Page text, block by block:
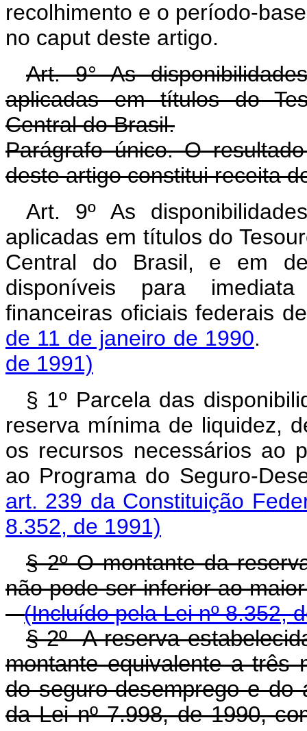
recolhimento e o período-
no caput deste artigo.
Art. 9° As
aplicadas em títulos do
Central do Brasil.
Parágrafo único. O
deste artigo constitui receita
Art. 9º As
aplicadas em títulos do
Central do Brasil, e em
disponíveis para
financeiras oficiais federais
de 11 de janeiro de 1990.
de 1991)
§ 1º Parcela das
reserva mínima de liquidez,
os recursos necessários ao
ao Programa do Seguro-
art. 239 da Constituição
8.352, de 1991)
§ 2º O montante da
não pode ser inferior ao
(Incluído pela Lei nº 8.352,
§ 2º A reserva
montante equivalente a três
do seguro-desemprego e do
da Lei nº 7.998, de 1990,